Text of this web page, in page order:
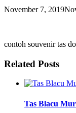
November 7, 2019
contoh souvenir tas
Related Posts
Tas Blacu